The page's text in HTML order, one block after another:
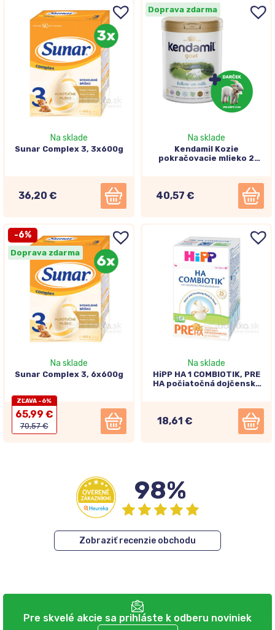
Na sklade
Sunar Complex 3, 3x600g
36,20 €
Doprava zdarma
Na sklade
Kendamil Kozie
pokračovacie mlieko 2
40,57 €
-6%
Doprava zdarma
Na sklade
Sunar Complex 3, 6x600g
ZĽAVA -6%
65,99 €
70,57 €
Na sklade
HiPP HA 1 COMBIOTIK, PRE
HA počiatočná dojčenská
18,61 €
98%
Zobraziť recenzie obchodu
Pre skvelé akcie sa prihláste k odberu noviniek